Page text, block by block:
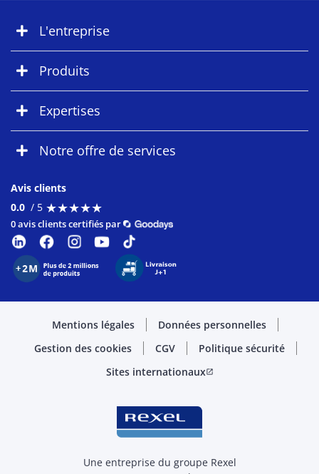
L'entreprise
Produits
Expertises
Notre offre de services
Avis clients
0.0 / 5 ★★★★★
★★★★★
0 avis clients certifiés par
Mentions légales
Données personnelles
Gestion des cookies
CGV
Politique sécurité
Sites internationauxopen_in_new
Une entreprise du groupe Rexel